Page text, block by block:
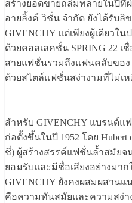
สร้างยอดขายถล่มทลายในปีที่
อายลิ้งค์ วิชั่น จำกัด ยังได้รับลิ
GIVENCHY แต่เพียงผู้เดียวใน
ด้วยคอลเลคชั่น SPRING 22
สายแฟชั่นรวมถึงแฟนคลับของ
ด้วยสไตล์แฟชั่นสง่างามที่ไม่เ
สำหรับ GIVENCHY แบรนด์แ
ก่อตั้งขึ้นในปี 1952 โดย Hubert
ชี่) ผู้สร้างสรรค์แฟชั่นล้ำสมัยจ
ยอมรับและมีชื่อเสียงอย่างม
GIVENCHY ยังคงผสมผสาน
คือความทันสมัยและความสง่า